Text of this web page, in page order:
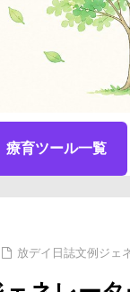
療育ツール一覧
放デイ日誌文例ジェ